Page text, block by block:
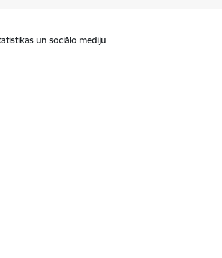
un sociālo mediju